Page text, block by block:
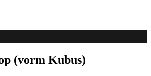
(vorm Kubus)